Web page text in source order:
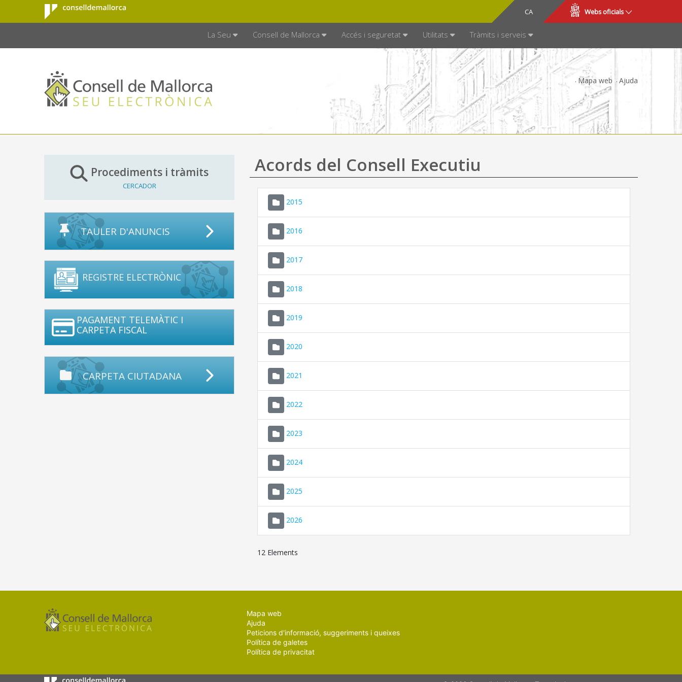
Salta al contingut principal
Consell de
Mallorca
CA
ES Webs oficials
La Seu Consell de Mallorca Accés i seguretat Utilitats Tràmits i serveis
Mapa web Ajuda
Procediments i tràmits
CERCADOR
TAULER D'ANUNCIS
REGISTRE ELECTRÒNIC
PAGAMENT TELEMÀTIC I
CARPETA FISCAL
CARPETA CIUTADANA
Acords del Consell Executiu
2015
2016
2017
2018
2019
2020
2021
2022
2023
2024
2025
2026
12 Elements
Mapa web
Ajuda
Peticions d'informació, suggeriments i queixes
Política de galetes
Política de privacitat